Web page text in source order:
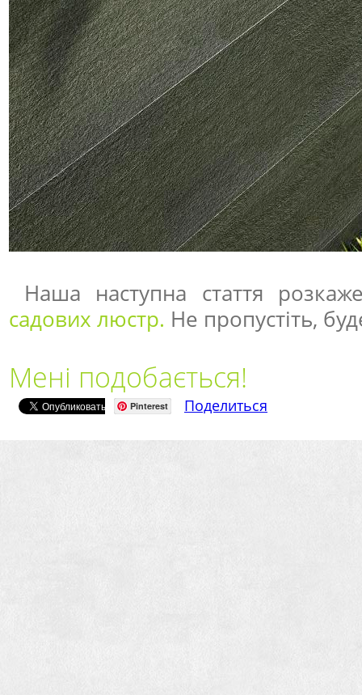
Наша наступна стаття
садових люстр. Не пропустіть,
Мені подобається!
Pinterest Поделиться